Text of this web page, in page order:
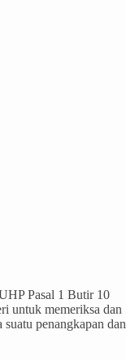
Pasal 1 Butir 10
untuk memeriksa dan
penangkapan dan